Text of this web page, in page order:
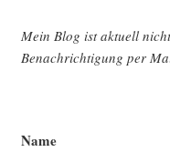
Mein Blog ist aktu­ell
Benach­rich­ti­gung per
Name